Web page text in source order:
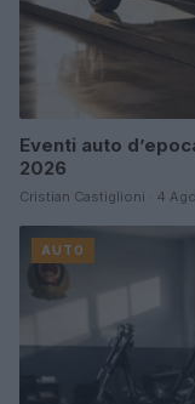
Eventi auto
2026
Cristian Castiglioni · 4
AUTO